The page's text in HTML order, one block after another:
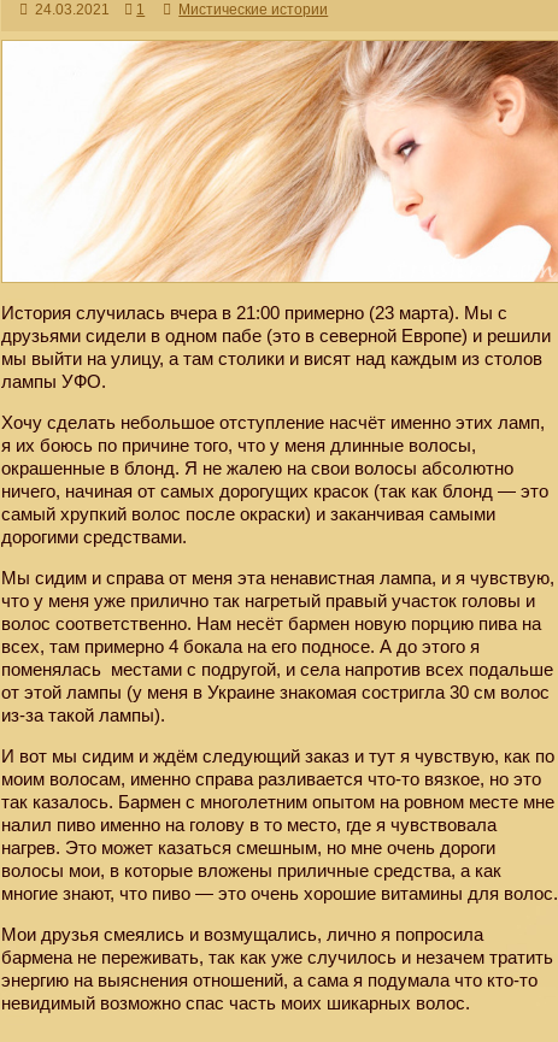
24.03.2021 1 Мистические истории
История случилась вчера в 21:00 примерно (23 марта). Мы с
друзьями сидели в одном пабе (это в северной Европе) и решили
мы выйти на улицу, а там столики и висят над каждым из столов
лампы УФО.
Хочу сделать небольшое отступление насчёт именно этих ламп,
я их боюсь по причине того, что у меня длинные волосы,
окрашенные в блонд. Я не жалею на свои волосы абсолютно
ничего, начиная от самых дорогущих красок (так как блонд — это
самый хрупкий волос после окраски) и заканчивая самыми
дорогими средствами.
Мы сидим и справа от меня эта ненавистная лампа, и я чувствую,
что у меня уже прилично так нагретый правый участок головы и
волос соответственно. Нам несёт бармен новую порцию пива на
всех, там примерно 4 бокала на его подносе. А до этого я
поменялась местами с подругой, и села напротив всех подальше
от этой лампы (у меня в Украине знакомая состригла 30 см волос
из-за такой лампы).
И вот мы сидим и ждём следующий заказ и тут я чувствую, как по
моим волосам, именно справа разливается что-то вязкое, но это
так казалось. Бармен с многолетним опытом на ровном месте мне
налил пиво именно на голову в то место, где я чувствовала
нагрев. Это может казаться смешным, но мне очень дороги
волосы мои, в которые вложены приличные средства, а как
многие знают, что пиво — это очень хорошие витамины для волос.
Мои друзья смеялись и возмущались, лично я попросила
бармена не переживать, так как уже случилось и незачем тратить
энергию на выяснения отношений, а сама я подумала что кто-то
невидимый возможно спас часть моих шикарных волос.